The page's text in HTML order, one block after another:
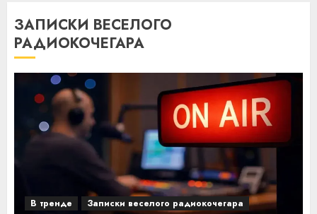
ЗАПИСКИ ВЕСЕЛОГО
РАДИОКОЧЕГАРА
В тренде
Записки веселого радиокочегара